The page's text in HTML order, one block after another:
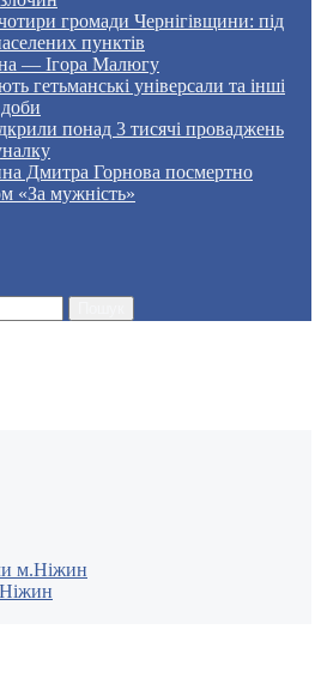
громади Чернігівщини: під
пунктів
— Ігора Малюгу
гетьманські універсали та інші
понад 3 тисячі проваджень
Дмитра Горнова посмертно
«За мужність»
м.Ніжин